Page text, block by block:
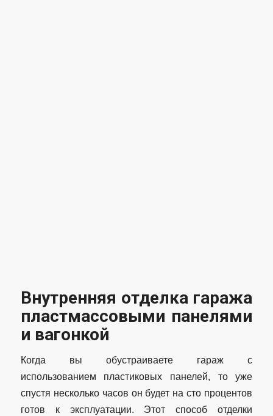
Внутренняя отделка гаража
пластмассовыми панелями
и вагонкой
Когда вы обустраиваете гараж с
использованием пластиковых панелей, то уже
спустя несколько часов он будет на сто процентов
готов к эксплуатации. Этот способ отделки